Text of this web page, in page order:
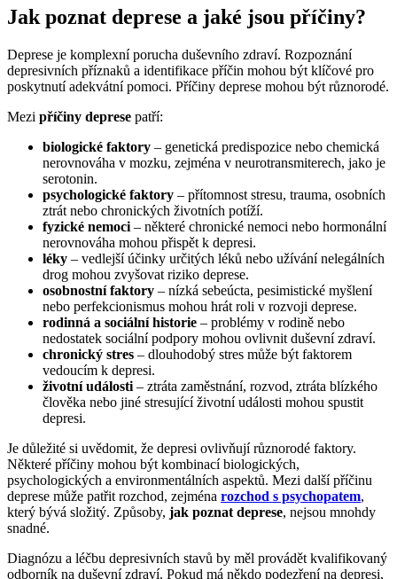
Jak poznat deprese a jaké jsou příčiny?
Deprese je komplexní porucha duševního zdraví. Rozpoznání
depresivních příznaků a identifikace příčin mohou být klíčové pro
poskytnutí adekvátní pomoci. Příčiny deprese mohou být různorodé.
Mezi příčiny deprese patří:
biologické faktory – genetická predispozice nebo chemická
nerovnováha v mozku, zejména v neurotransmiterech, jako je
serotonin.
psychologické faktory – přítomnost stresu, trauma, osobních
ztrát nebo chronických životních potíží.
fyzické nemoci – některé chronické nemoci nebo hormonální
nerovnováha mohou přispět k depresi.
léky – vedlejší účinky určitých léků nebo užívání nelegálních
drog mohou zvyšovat riziko deprese.
osobnostní faktory – nízká sebeúcta, pesimistické myšlení
nebo perfekcionismus mohou hrát roli v rozvoji deprese.
rodinná a sociální historie – problémy v rodině nebo
nedostatek sociální podpory mohou ovlivnit duševní zdraví.
chronický stres – dlouhodobý stres může být faktorem
vedoucím k depresi.
životní události – ztráta zaměstnání, rozvod, ztráta blízkého
člověka nebo jiné stresující životní události mohou spustit
depresi.
Je důležité si uvědomit, že depresi ovlivňují různorodé faktory.
Některé příčiny mohou být kombinací biologických,
psychologických a environmentálních aspektů. Mezi další příčinu
deprese může patřit rozchod, zejména rozchod s psychopatem,
který bývá složitý. Způsoby, jak poznat deprese, nejsou mnohdy
snadné.
Diagnózu a léčbu depresivních stavů by měl provádět kvalifikovaný
odborník na duševní zdraví. Pokud má někdo podezření na depresi,